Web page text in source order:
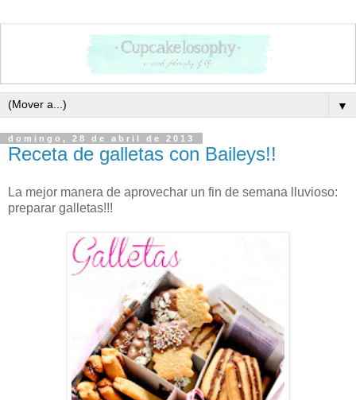
▼
domingo, 28 de abril de 2013
Receta de galletas con Baileys!!
La mejor manera de aprovechar un fin de semana lluvioso:
preparar galletas!!!